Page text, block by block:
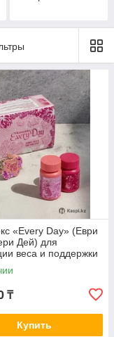
«Every Day» (Еври
Дей) для
веса и поддержки
60+30
₸
Купить